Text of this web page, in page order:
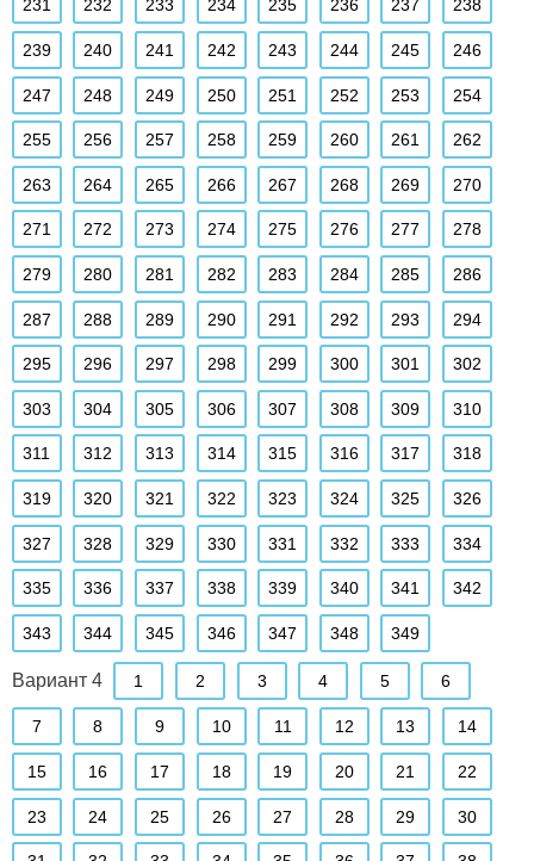
231 232 233 234 235 236 237 238
239 240 241 242 243 244 245 246
247 248 249 250 251 252 253 254
255 256 257 258 259 260 261 262
263 264 265 266 267 268 269 270
271 272 273 274 275 276 277 278
279 280 281 282 283 284 285 286
287 288 289 290 291 292 293 294
295 296 297 298 299 300 301 302
303 304 305 306 307 308 309 310
311 312 313 314 315 316 317 318
319 320 321 322 323 324 325 326
327 328 329 330 331 332 333 334
335 336 337 338 339 340 341 342
343 344 345 346 347 348 349
Вариант 4 1 2 3 4 5 6
7 8 9 10 11 12 13 14
15 16 17 18 19 20 21 22
23 24 25 26 27 28 29 30